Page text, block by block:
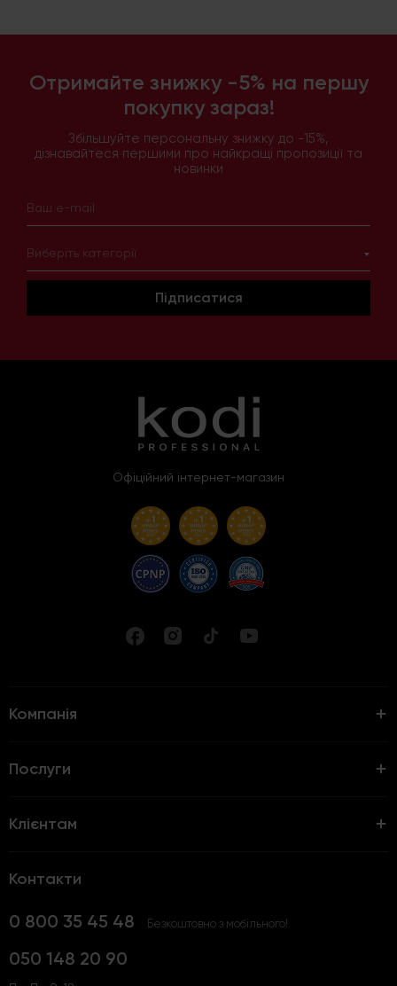
Отримайте знижку -5% на першу
покупку зараз!
Збільшуйте персональну знижку до -15%,
дізнавайтеся першими про найкращі пропозиції та
новинки
Виберіть категорії
Підписатися
Офіційний інтернет-магазин
Компанія
Послуги
Клієнтам
Контакти
0 800 35 45 48 Безкоштовно з мобільного!
050 148 20 90